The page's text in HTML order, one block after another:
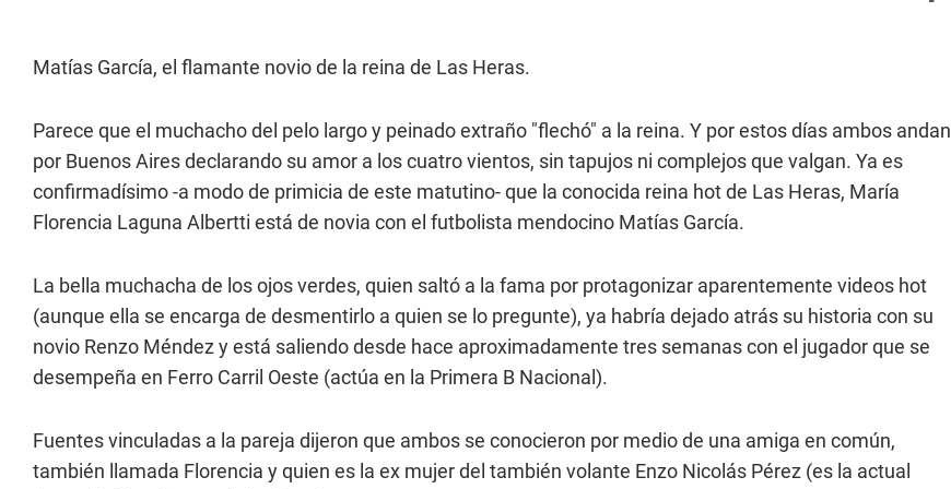
Matías García, el flamante novio de la reina de Las Heras.
Parece que el muchacho del pelo largo y peinado extraño "flechó" a la reina. Y por estos días ambos andan
por Buenos Aires declarando su amor a los cuatro vientos, sin tapujos ni complejos que valgan. Ya es
confirmadísimo -a modo de primicia de este matutino- que la conocida reina hot de Las Heras, María
Florencia Laguna Albertti está de novia con el futbolista mendocino Matías García.
La bella muchacha de los ojos verdes, quien saltó a la fama por protagonizar aparentemente videos hot
(aunque ella se encarga de desmentirlo a quien se lo pregunte), ya habría dejado atrás su historia con su
novio Renzo Méndez y está saliendo desde hace aproximadamente tres semanas con el jugador que se
desempeña en Ferro Carril Oeste (actúa en la Primera B Nacional).
Fuentes vinculadas a la pareja dijeron que ambos se conocieron por medio de una amiga en común,
también llamada Florencia y quien es la ex mujer del también volante Enzo Nicolás Pérez (es la actual